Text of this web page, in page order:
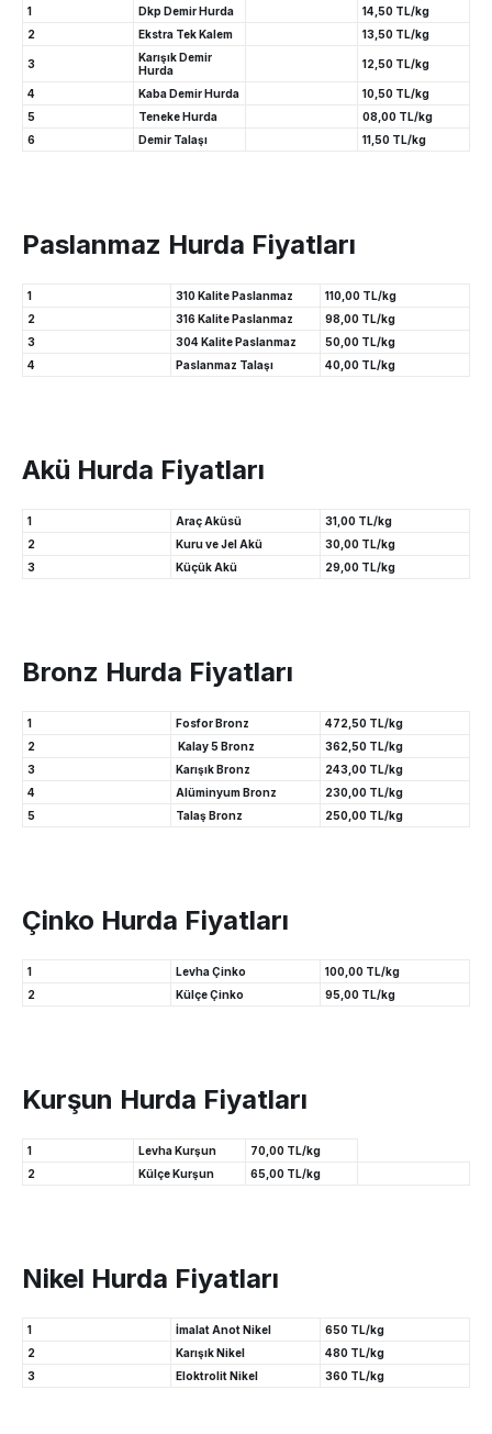
1 Dkp Demir Hurda
14,50 TL/kg
2
Ekstra Tek Kalem 13,50 TL/kg
3
Karışık Demir
Hurda
12,50 TL/kg
4 Kaba Demir Hurda
10,50 TL/kg
5
Teneke Hurda
08,00 TL/kg
6
Demir Talaşı 11,50 TL/kg
Paslanmaz Hurda Fiyatları
1 310 Kalite Paslanmaz
110,00 TL/kg
2
316 Kalite Paslanmaz
98,00 TL/kg
3
304 Kalite Paslanmaz
50,00 TL/kg
4
Paslanmaz Talaşı 40,00 TL/kg
Akü Hurda Fiyatları
1 Araç Aküsü
31,00 TL/kg
2
Kuru ve Jel Akü
30,00 TL/kg
3
Küçük Akü 29,00 TL/kg
Bronz Hurda Fiyatları
1 Fosfor Bronz
472,50 TL/kg
2
Kalay 5 Bronz
362,50 TL/kg
3
Karışık Bronz
243,00 TL/kg
4
Alüminyum Bronz
230,00 TL/kg
5
Talaş Bronz 250,00 TL/kg
Çinko Hurda Fiyatları
1 Levha Çinko
100,00 TL/kg
2
Külçe Çinko 95,00 TL/kg
Kurşun Hurda Fiyatları
1 Levha Kurşun
70,00 TL/kg
2
Külçe Kurşun 65,00 TL/kg
Nikel Hurda Fiyatları
1 İmalat Anot Nikel
650 TL/kg
2
Karışık Nikel
480 TL/kg
3
Eloktrolit Nikel 360 TL/kg